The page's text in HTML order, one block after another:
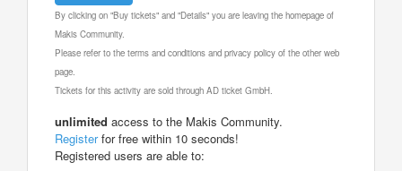
By clicking on "Buy tickets" and "Details" you are leaving the homepage of
Makis Community.
Please refer to the terms and conditions and privacy policy of the other web
page.
Tickets for this activity are sold through AD ticket GmbH.
unlimited access to the Makis Community.
Registerfor free within 10 seconds!
Registered users are able to: